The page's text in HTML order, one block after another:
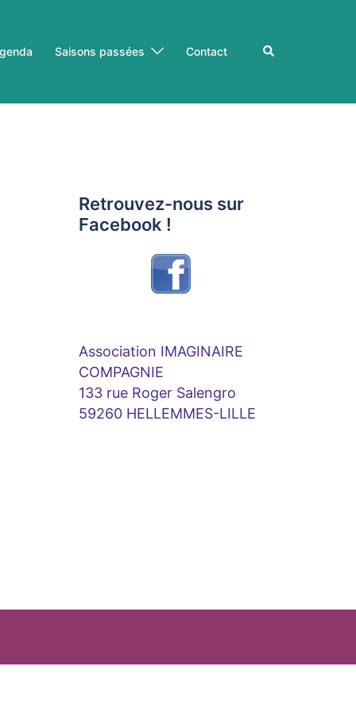
Saisons passées Contact Rechercher
Retrouvez-nous sur
Facebook !
Association IMAGINAIRE
COMPAGNIE
133 rue Roger Salengro
59260 HELLEMMES-LILLE